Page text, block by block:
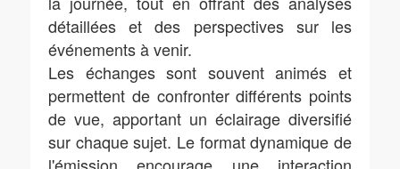
détaillées et des perspectives sur les
événements à venir.
Les échanges sont souvent animés et
permettent de confronter différents points
de vue, apportant un éclairage diversifié
sur chaque sujet. Le format dynamique de